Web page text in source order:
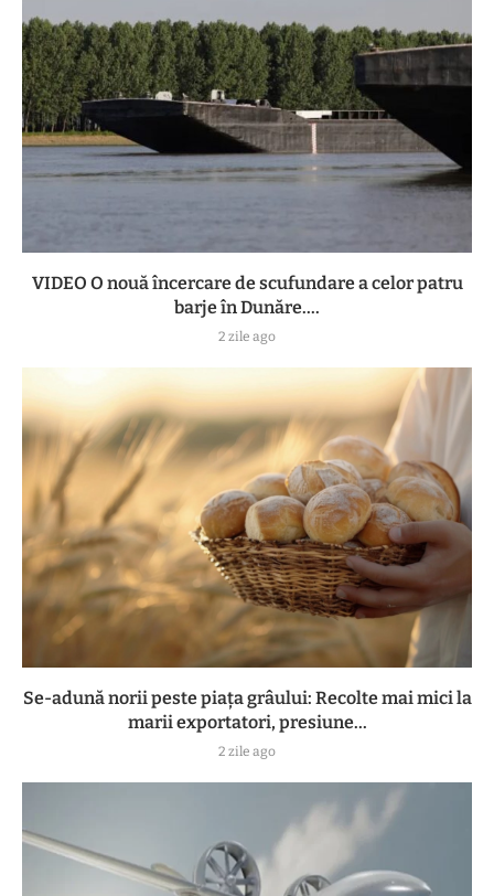
VIDEO O nouă încercare de scufundare a celor patru
barje în Dunăre....
2 zile ago
Se-adună norii peste piața grâului: Recolte mai mici la
marii exportatori, presiune...
2 zile ago